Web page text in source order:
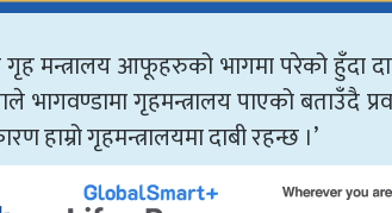
मन्त्रालय आफूहरुको भागमा परेको हुँदा
गृहमन्त्रालय पाएको बताउँदै
हाम्रो गृहमन्त्रालयमा दाबी रहन्छ ।’